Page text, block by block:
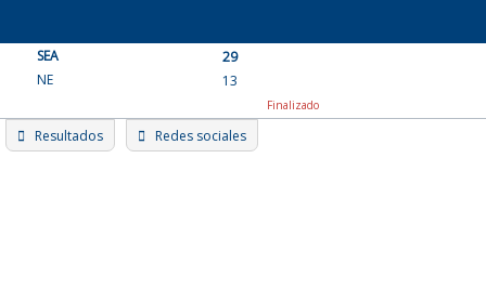
content
SEA
29
NE
13
Finalizado
Resultados Redes sociales